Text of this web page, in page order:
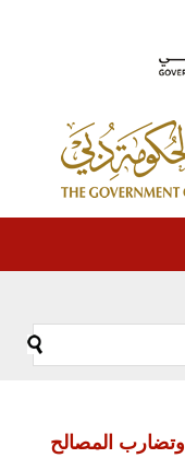
وتضارب المصالح